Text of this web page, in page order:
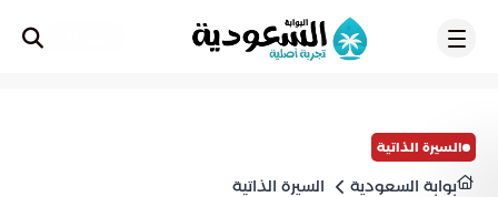
السيرة الذاتية
بوابة السعودية السيرة الذاتية